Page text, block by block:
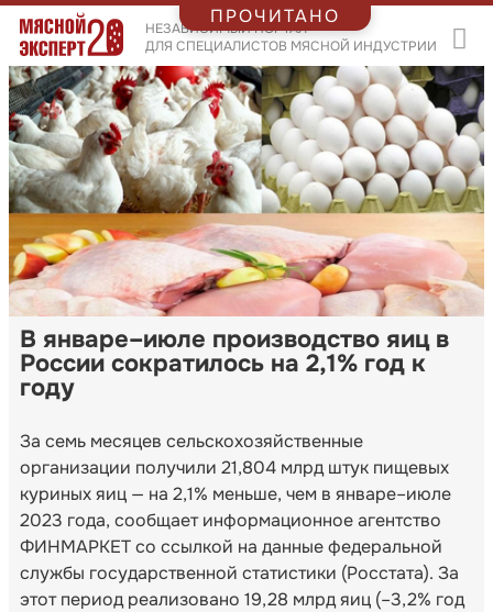
НЕЗАВИСИМЫЙ ПОРТАЛ
ДЛЯ СПЕЦИАЛИСТОВ МЯСНОЙ ИНДУСТРИИ
В январе–июле производство яиц в
России сократилось на 2,1% год к
году
За семь месяцев сельскохозяйственные
организации получили 21,804 млрд штук пищевых
куриных яиц — на 2,1% меньше, чем в январе–июле
2023 года, сообщает информационное агентство
ФИНМАРКЕТ со ссылкой на данные федеральной
службы государственной статистики (Росстата). За
этот период реализовано 19,28 млрд яиц (–3,2% год
ПРОЧИТАНО